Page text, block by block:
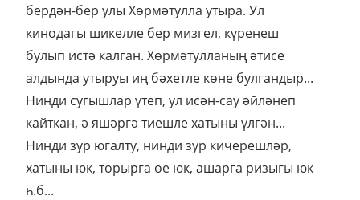
бердән-бер улы Хөрмәтулла утыра. Ул
кинодагы шикелле бер мизгел, күренеш
булып истә калган. Хөрмәтулланың әтисе
алдында утыруы иң бәхетле көне булгандыр...
Нинди сугышлар үтеп, ул исән-сау әйләнеп
кайткан, ә яшәргә тиешле хатыны үлгән...
Нинди зур югалту, нинди зур кичерешләр,
хатыны юк, торырга өе юк, ашарга ризыгы юк
һ.б...